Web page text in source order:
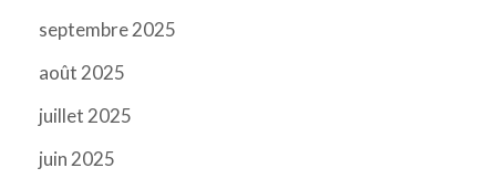
septembre 2025
août 2025
juillet 2025
juin 2025